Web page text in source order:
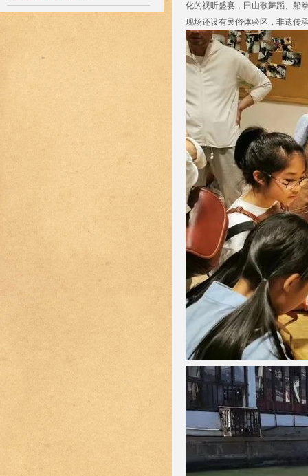
化的视听盛宴，田山歌舞蹈、船
现场还设有民俗体验区，非遗传